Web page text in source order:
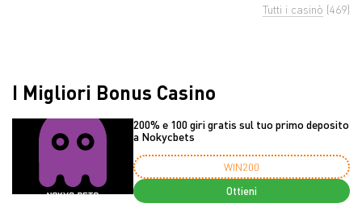
Tutti i casinò (469)
I Migliori Bonus Casino
200% e 100 giri gratis sul tuo primo deposito
a Nokycbets
WIN200
Ottieni